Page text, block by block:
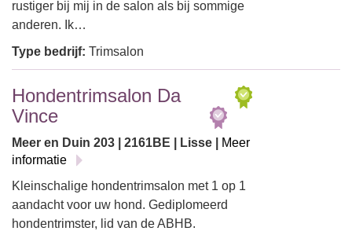
rustiger bij mij in de salon als bij sommige
anderen. Ik…
Type bedrijf: Trimsalon
Hondentrimsalon Da
Vince
Meer en Duin 203 | 2161BE | Lisse |
Meer
informatie
Kleinschalige hondentrimsalon met 1 op 1
aandacht voor uw hond. Gediplomeerd
hondentrimster, lid van de ABHB.